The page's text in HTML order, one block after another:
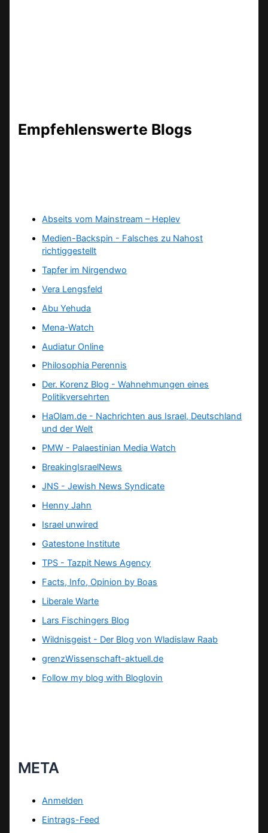
Empfehlenswerte Blogs
Abseits vom Mainstream – Heplev
Medien-Backspin - Falsches zu Nahost
richtiggestellt
Tapfer im Nirgendwo
Vera Lengsfeld
Abu Yehuda
Mena-Watch
Audiatur Online
Philosophia Perennis
Der. Korenz Blog - Wahnehmungen eines
Politikversehrten
HaOlam.de - Nachrichten aus Israel, Deutschland
und der Welt
PMW - Palaestinian Media Watch
BreakingIsraelNews
JNS - Jewish News Syndicate
Henny Jahn
Israel unwired
Gatestone Institute
TPS -Tazpit News Agency
Facts, Info, Opinion by Boas
Liberale Warte
Lars Fischingers Blog
Wildnisgeist - Der Blog von Wladislaw Raab
grenzWissenschaft-aktuell.de
Follow my blog with Bloglovin
META
Anmelden
Eintrags-Feed